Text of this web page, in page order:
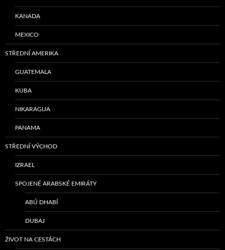
KANADA
MEXICO
STŘEDNÍ AMERIKA
GUATEMALA
KUBA
NIKARAGUA
PANAMA
STŘEDNÍ VÝCHOD
IZRAEL
SPOJENÉ ARABSKÉ EMIRÁTY
ABÚ DHABÍ
DUBAJ
ŽIVOT NA CESTÁCH